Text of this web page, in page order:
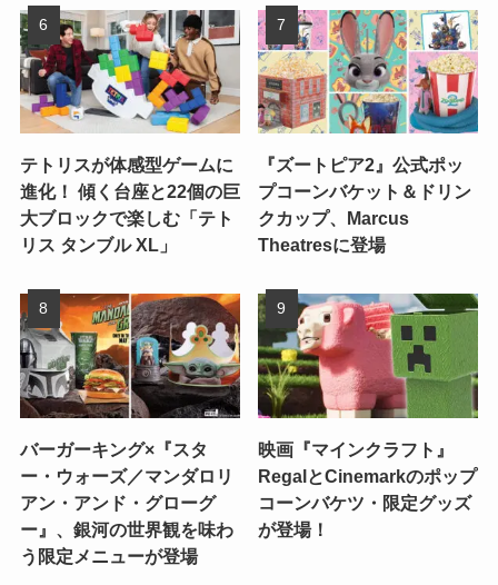
テトリスが体感型ゲームに
進化！ 傾く台座と22個の巨
大ブロックで楽しむ「テト
リス タンブル XL」
『ズートピア2』公式ポッ
プコーンバケット＆ドリン
クカップ、Marcus
Theatresに登場
バーガーキング×『スタ
ー・ウォーズ／マンダロリ
アン・アンド・グローグ
ー』、銀河の世界観を味わ
う限定メニューが登場
映画『マインクラフト』
RegalとCinemarkのポップ
コーンバケツ・限定グッズ
が登場！